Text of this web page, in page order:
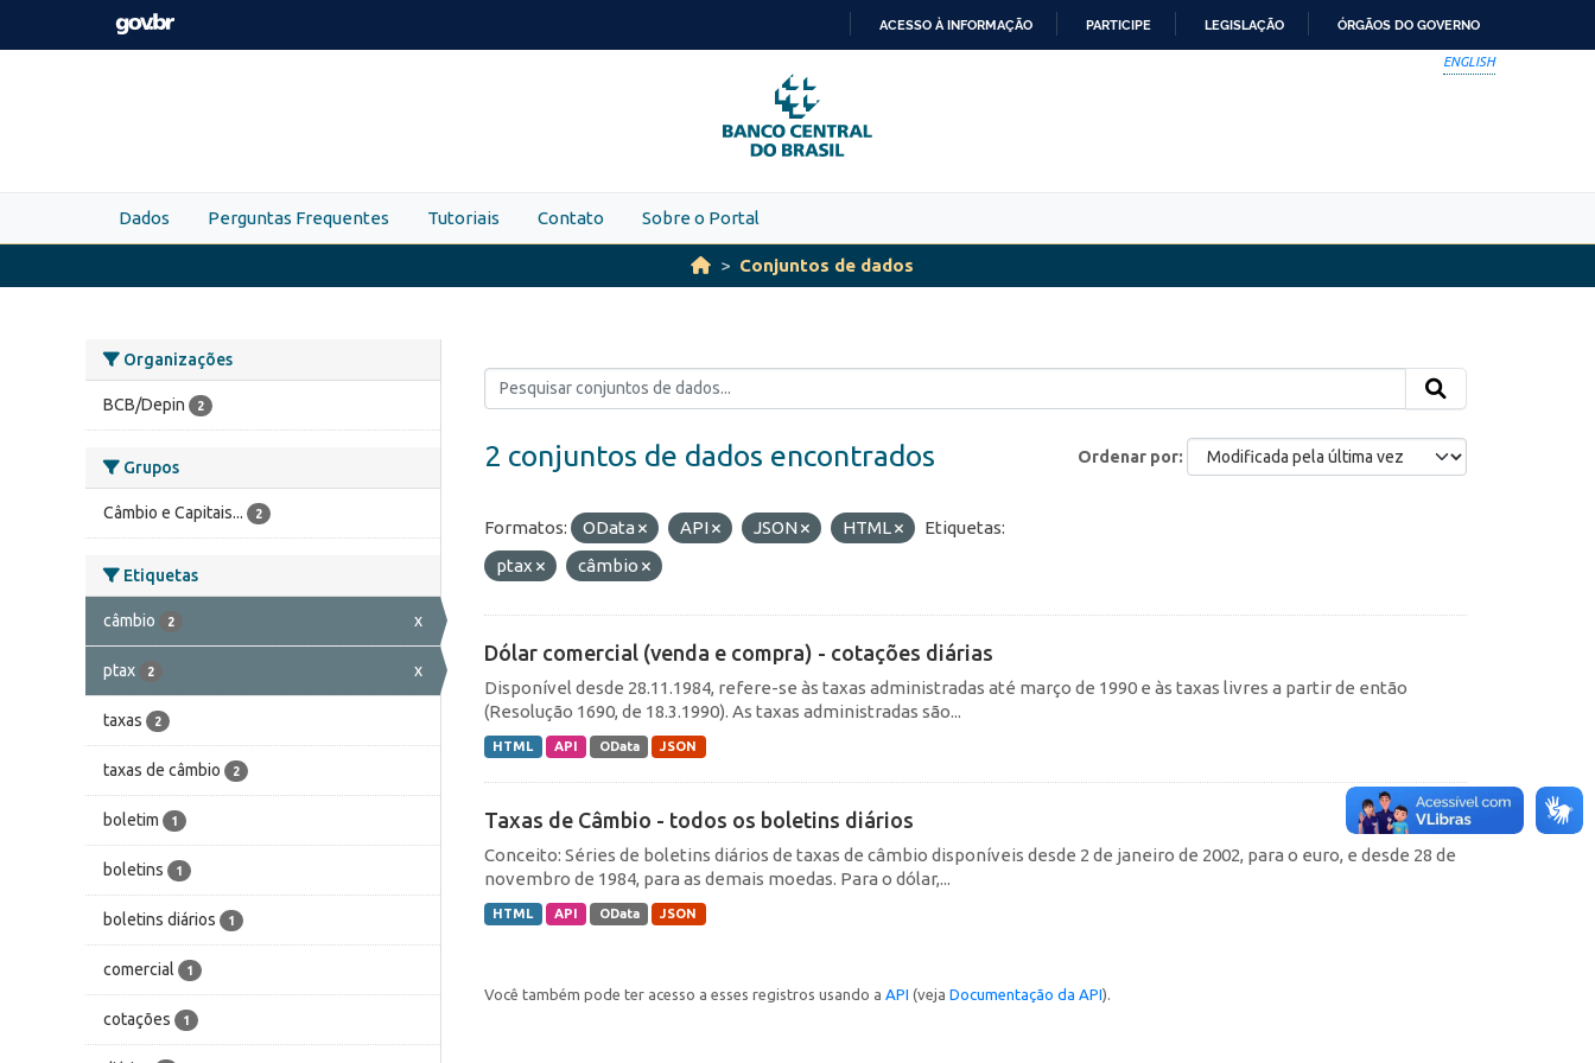
Skip to main content
PARA
O
CONTEÚDO
ACESSO À INFORMAÇÃO PARTICIPE LEGISLAÇÃO ÓRGÃOS DO GOVERNO
ENGLISH
Dados Perguntas Frequentes Tutoriais Contato Sobre o Portal
Conjuntos de dados
Organizações
BCB/Depin 2
Grupos
Câmbio e Capitais... 2
Etiquetas
câmbio 2 x
ptax 2 x
taxas 2
taxas de câmbio 2
boletim 1
boletins 1
boletins diários 1
comercial 1
cotações 1
Ordenar por
2 conjuntos de dados encontrados
Formatos: OData API JSON HTML
Etiquetas:
ptax
câmbio
Dólar comercial (venda e compra) - cotações diárias
Disponível desde 28.11.1984, refere-se às taxas administradas até março de 1990 e às taxas livres a partir de então
(Resolução 1690, de 18.3.1990). As taxas administradas são...
HTML API OData JSON
Taxas de Câmbio - todos os boletins diários
Conceito: Séries de boletins diários de taxas de câmbio disponíveis desde 2 de janeiro de 2002, para o euro, e desde 28 de
novembro de 1984, para as demais moedas. Para o dólar,...
HTML API OData JSON
Você também pode ter acesso a esses registros usando a API (veja Documentação da API).